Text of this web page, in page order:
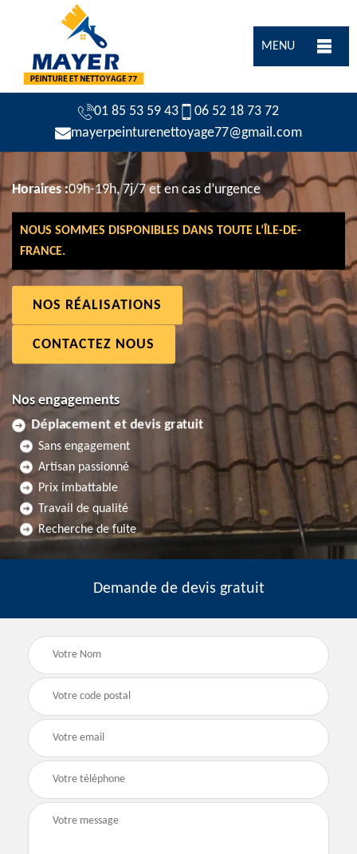
MENU
01 85 53 59 43
06 52 18 73 72
mayerpeinturenettoyage77@gmail.com
Horaires :09h-19h, 7j/7 et en cas d’urgence
NOUS SOMMES DISPONIBLES DANS TOUTE L’ÎLE-DE-
FRANCE.
NOS RÉALISATIONS
CONTACTEZ NOUS
Nos engagements
Déplacement et devis gratuit
Sans engagement
Artisan passionné
Prix imbattable
Travail de qualité
Recherche de fuite
Demande de devis gratuit